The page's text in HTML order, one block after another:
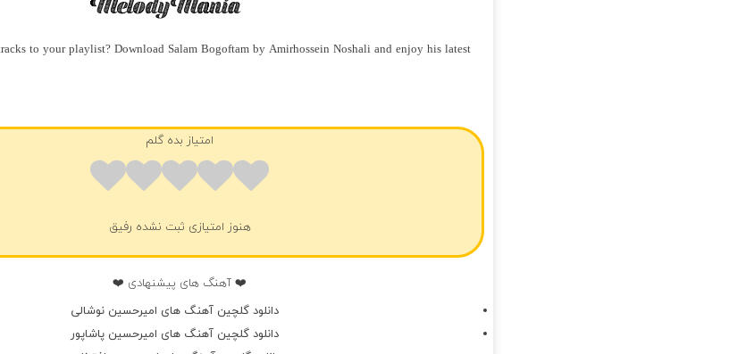
to your playlist? Download Salam Bogoftam by Amirhossein Noshali and enjoy his latest
امتیاز بده گلم
هنوز امتیازی ثبت نشده رفیق
❤️ آهنگ های پیشنهادی ❤️
دانلود گلچین آهنگ های امیرحسین نوشالی
دانلود گلچین آهنگ های امیرحسین پاشاپور